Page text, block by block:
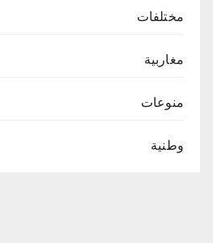
مختلفات
مغاربية
منوعات
وطنية